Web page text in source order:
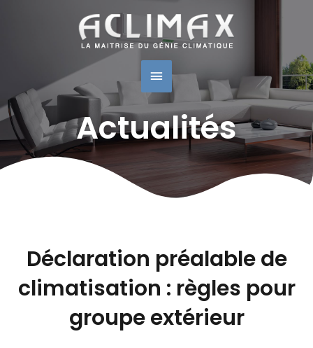
Menu
Principal
Actualités
Déclaration préalable de
climatisation : règles pour
groupe extérieur